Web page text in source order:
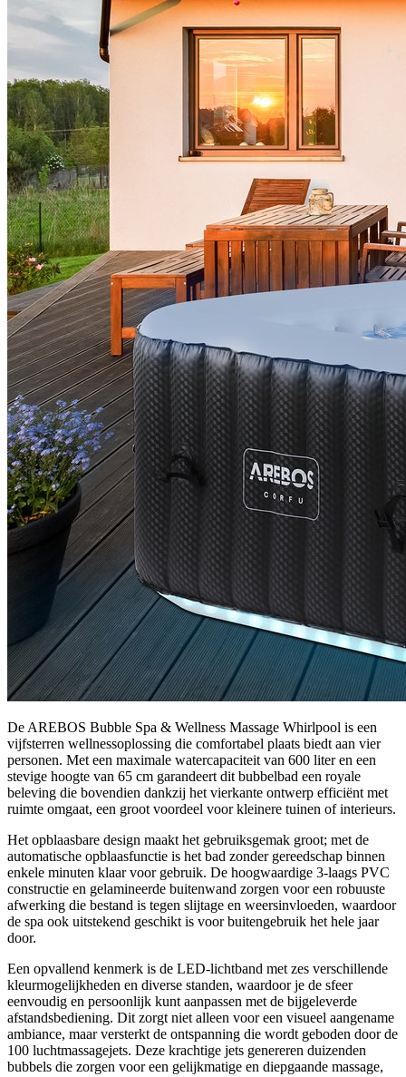
De AREBOS Bubble Spa & Wellness Massage Whirlpool is een
vijfsterren wellnessoplossing die comfortabel plaats biedt aan vier
personen. Met een maximale watercapaciteit van 600 liter en een
stevige hoogte van 65 cm garandeert dit bubbelbad een royale
beleving die bovendien dankzij het vierkante ontwerp efficiënt met
ruimte omgaat, een groot voordeel voor kleinere tuinen of interieurs.
Het opblaasbare design maakt het gebruiksgemak groot; met de
automatische opblaasfunctie is het bad zonder gereedschap binnen
enkele minuten klaar voor gebruik. De hoogwaardige 3-laags PVC
constructie en gelamineerde buitenwand zorgen voor een robuuste
afwerking die bestand is tegen slijtage en weersinvloeden, waardoor
de spa ook uitstekend geschikt is voor buitengebruik het hele jaar
door.
Een opvallend kenmerk is de LED-lichtband met zes verschillende
kleurmogelijkheden en diverse standen, waardoor je de sfeer
eenvoudig en persoonlijk kunt aanpassen met de bijgeleverde
afstandsbediening. Dit zorgt niet alleen voor een visueel aangename
ambiance, maar versterkt de ontspanning die wordt geboden door de
100 luchtmassagejets. Deze krachtige jets genereren duizenden
bubbels die zorgen voor een gelijkmatige en diepgaande massage,